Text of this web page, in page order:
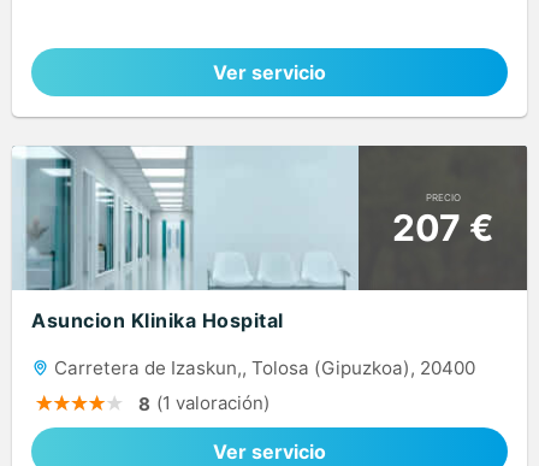
Ver servicio
PRECIO
207 €
Asuncion Klinika Hospital
Carretera de Izaskun,, Tolosa (Gipuzkoa), 20400
8 (1 valoración)
Ver servicio